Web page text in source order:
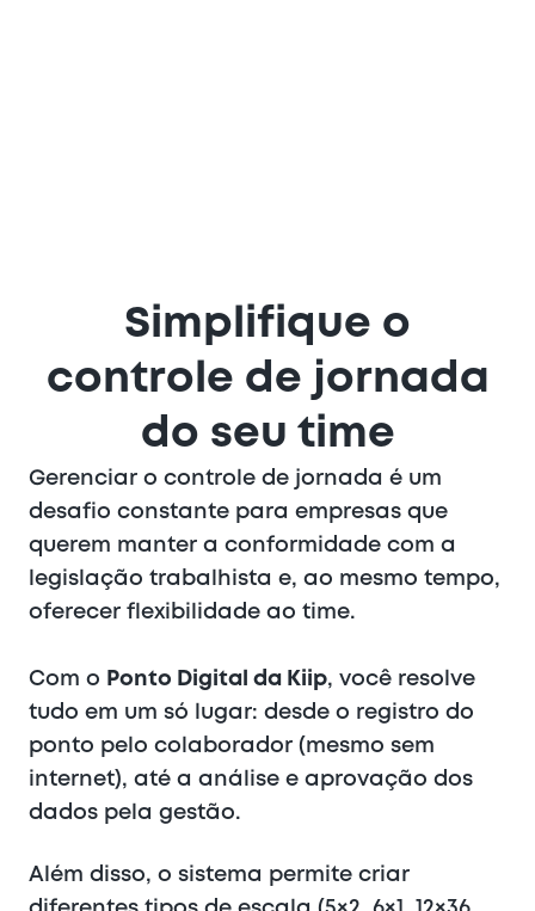
Simplifique o
controle de jornada
do seu time
Gerenciar o controle de jornada é um
desafio constante para empresas que
querem manter a conformidade com a
legislação trabalhista e, ao mesmo tempo,
oferecer flexibilidade ao time.
Com o Ponto Digital da Kiip, você resolve
tudo em um só lugar: desde o registro do
ponto pelo colaborador (mesmo sem
internet), até a análise e aprovação dos
dados pela gestão.
Além disso, o sistema permite criar